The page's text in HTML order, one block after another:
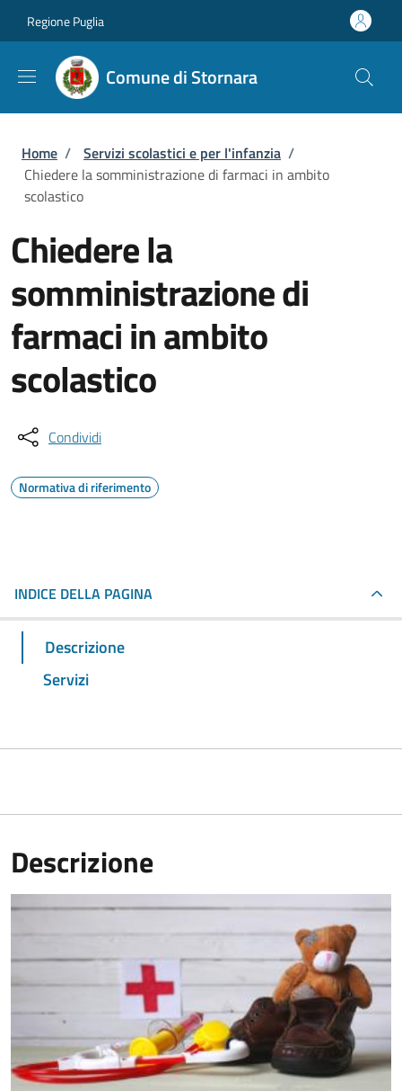
Regione Puglia
Comune di Stornara
Briciole di pane
Home / Servizi scolastici e per l'infanzia /
Chiedere la somministrazione di farmaci in ambito
scolastico
Chiedere la
somministrazione di
farmaci in ambito
scolastico
Condividi
Normativa di riferimento
INDICE DELLA PAGINA
Descrizione
Servizi
Descrizione